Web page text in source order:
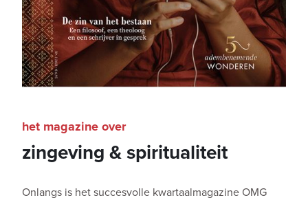
zingeving & spiritualiteit
het magazine over
Onlangs is het succesvolle kwartaalmagazine OMG